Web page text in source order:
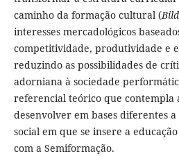
caminho da formação cultural (
interesses mercadológicos
competitividade, produtividade e
reduzindo as possibilidades de
adorniana à sociedade
referencial teórico que contempla
desenvolver em bases diferentes
social em que se insere a
com a Semiformação.